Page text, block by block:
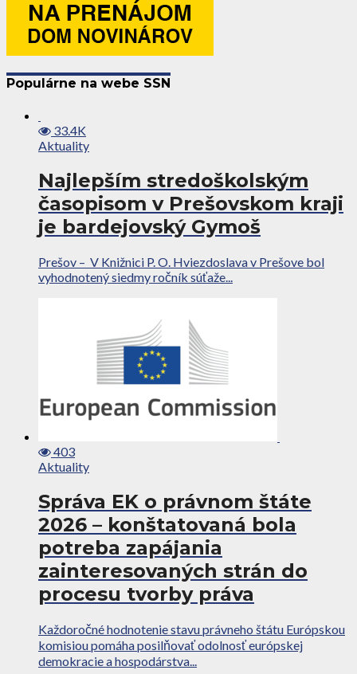
Populárne na webe SSN
33.4K
Aktuality
Najlepším stredoškolským
časopisom v Prešovskom kraji
je bardejovský Gymoš
Prešov – V Knižnici P. O. Hviezdoslava v Prešove bol
vyhodnotený siedmy ročník súťaže...
403
Aktuality
Správa EK o právnom štáte
2026 – konštatovaná bola
potreba zapájania
zainteresovaných strán do
procesu tvorby práva
Každoročné hodnotenie stavu právneho štátu Európskou
komisiou pomáha posilňovať odolnosť európskej
demokracie a hospodárstva...